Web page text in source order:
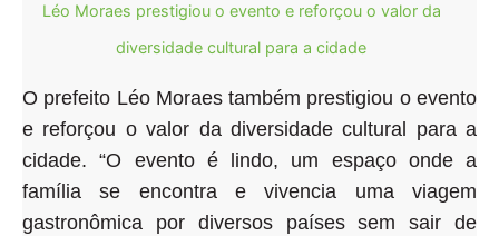
Léo Moraes prestigiou o evento e reforçou o valor da
diversidade cultural para a cidade
O prefeito Léo Moraes também prestigiou o evento
e reforçou o valor da diversidade cultural para a
cidade. “O evento é lindo, um espaço onde a
família se encontra e vivencia uma viagem
gastronômica por diversos países sem sair de